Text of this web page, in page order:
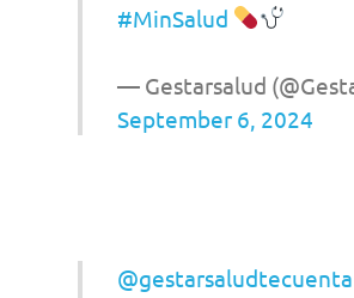
#MinSalud
— Gestarsalud
September 6, 2024
@gestarsaludtecuenta